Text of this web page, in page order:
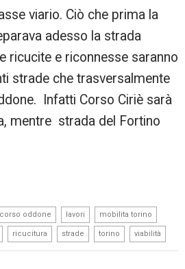
viario. Ciò che prima la
adesso la strada
ricucite e riconnesse saranno
strade che trasversalmente
Infatti Corso Ciriè sarà
mentre strada del Fortino
corso oddone lavori mobilita torino
ricucitura strade torino viabilità